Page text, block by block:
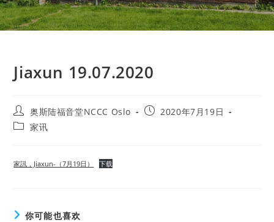
Jiaxun 19.07.2020
Post
author:
奥斯陆福音堂NCCC Oslo
Post2020年7月19日
Post家讯
家訊，Jiaxun-（7月19日） 下载
你可能也喜欢